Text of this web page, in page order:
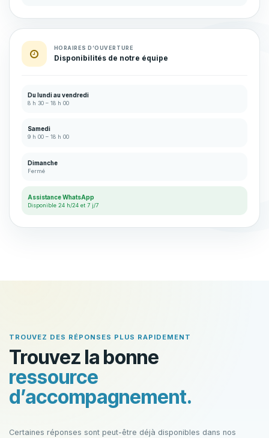
HORAIRES D’OUVERTURE
Disponibilités de notre équipe
Du lundi au vendredi
8 h 30 – 18 h 00
Samedi
9 h 00 – 18 h 00
Dimanche
Fermé
Assistance WhatsApp
Disponible 24 h/24 et 7 j/7
TROUVEZ DES RÉPONSES PLUS RAPIDEMENT
Trouvez la bonne
ressource
d’accompagnement.
Certaines réponses sont peut-être déjà disponibles dans nos